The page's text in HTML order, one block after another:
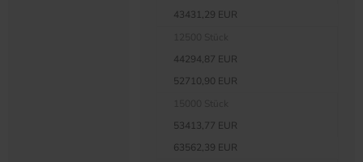
43431,29 EUR
44294,87 EUR
52710,90 EUR
53413,77 EUR
63562,39 EUR